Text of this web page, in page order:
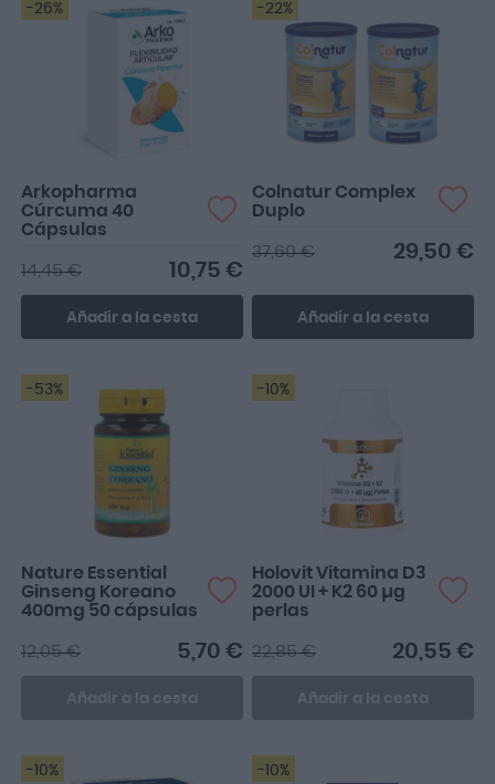
-26%
Arkopharma
Cúrcuma 40
Cápsulas
10,75 €
14,45 €
Añadir a la cesta
-22%
Colnatur Complex
Duplo
29,50 €
37,60 €
Añadir a la cesta
-53%
Nature Essential
Ginseng Koreano
400mg 50 cápsulas
5,70 €
12,05 €
Añadir a la cesta
-10%
Holovit Vitamina D3
2000 UI + K2 60 µg
perlas
20,55 €
22,85 €
Añadir a la cesta
-10% -10%